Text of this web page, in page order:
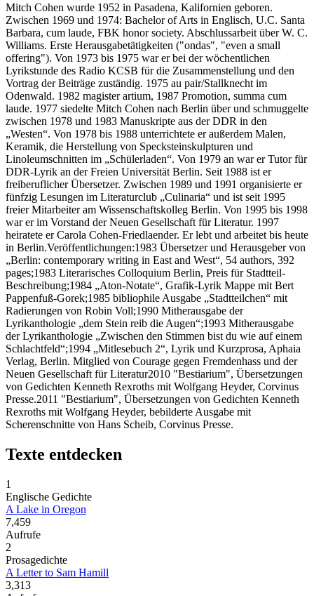
Mitch Cohen wurde 1952 in Pasadena, Kalifornien geboren.
Zwischen 1969 und 1974: Bachelor of Arts in Englisch, U.C. Santa
Barbara, cum laude, FBK honor society. Abschlussarbeit über W. C.
Williams. Erste Herausgabetätigkeiten ("ondas", "even a small
offering"). Von 1973 bis 1975 war er bei der wöchentlichen
Lyrikstunde des Radio KCSB für die Zusammenstellung und den
Vortrag der Beiträge zuständig. 1975 au pair/Stallknecht im
Odenwald. 1982 magister artium, 1987 Promotion, summa cum
laude. 1977 siedelte Mitch Cohen nach Berlin über und schmuggelte
zwischen 1978 und 1983 Manuskripte aus der DDR in den
„Westen“. Von 1978 bis 1988 unterrichtete er außerdem Malen,
Keramik, die Herstellung von Specksteinskulpturen und
Linoleumschnitten im „Schülerladen“. Von 1979 an war er Tutor für
DDR-Lyrik an der Freien Universität Berlin. Seit 1988 ist er
freiberuflicher Übersetzer. Zwischen 1989 und 1991 organisierte er
fünfzig Lesungen im Literaturclub „Culinaria“ und ist seit 1995
freier Mitarbeiter am Wissenschaftskolleg Berlin. Von 1995 bis 1998
war er im Vorstand der Neuen Gesellschaft für Literatur. 1997
heiratete er Carola Cohen-Friedlaender. Er lebt und arbeitet bis heute
in Berlin.Veröffentlichungen:1983 Übersetzer und Herausgeber von
„Berlin: contemporary writing in East and West“, 54 authors, 392
pages;1983 Literarisches Colloquium Berlin, Preis für Stadtteil-
Beschreibung;1984 „Aton-Notate“, Grafik-Lyrik Mappe mit Bert
Pappenfuß-Gorek;1985 bibliophile Ausgabe „Stadtteilchen“ mit
Radierungen von Robin Voll;1990 Mitherausgabe der
Lyrikanthologie „dem Stein reib die Augen“;1993 Mitherausgabe
der Lyrikanthologie „Zwischen den Stimmen bist du wie auf einem
Schlachtfeld“;1994 „Mitlesebuch 2“, Lyrik und Kurzprosa, Aphaia
Verlag, Berlin. Mitglied von Courage gegen Fremdenhass und der
Neuen Gesellschaft für Literatur2010 "Bestiarium", Übersetzungen
von Gedichten Kenneth Rexroths mit Wolfgang Heyder, Corvinus
Presse.2011 "Bestiarium", Übersetzungen von Gedichten Kenneth
Rexroths mit Wolfgang Heyder, bebilderte Ausgabe mit
Scherenschnitte von Hans Scheib, Corvinus Presse.
Texte entdecken
1
Englische Gedichte
A Lake in Oregon
7,459
Aufrufe
2
Prosagedichte
A Letter to Sam Hamill
3,313